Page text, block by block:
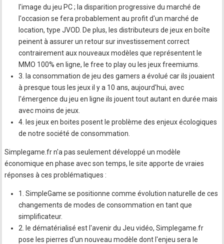
l'image du jeu PC ; la disparition progressive du marché de
l'occasion se fera probablement au profit d'un marché de
location, type JVOD. De plus, les distributeurs de jeux en boîte
peinent à assurer un retour sur investissement correct
contrairement aux nouveaux modèles que représentent le
MMO 100% en ligne, le free to play ou les jeux freemiums.
3. la consommation de jeu des gamers a évolué car ils jouaient
à presque tous les jeux il y a 10 ans, aujourd'hui, avec
l'émergence du jeu en ligne ils jouent tout autant en durée mais
avec moins de jeux.
4. les jeux en boites posent le problème des enjeux écologiques
de notre société de consommation.
Simplegame.fr n'a pas seulement développé un modèle
économique en phase avec son temps, le site apporte de vraies
réponses à ces problématiques :
1. SimpleGame se positionne comme évolution naturelle de ces
changements de modes de consommation en tant que
simplificateur.
2. le dématérialisé est l'avenir du Jeu vidéo, Simplegame.fr
pose les pierres d'un nouveau modèle dont l'enjeu sera le